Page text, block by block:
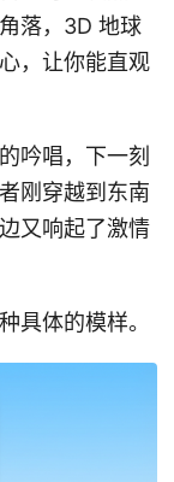
落，3D 地球
，让你能直观
吟唱，下一刻
刚穿越到东南
又响起了激情
具体的模样。